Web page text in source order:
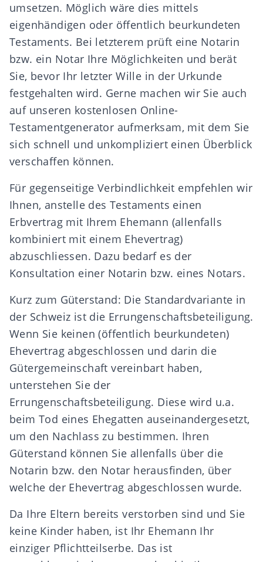
umsetzen. Möglich wäre dies mittels
eigenhändigen oder öffentlich beurkundeten
Testaments. Bei letzterem prüft eine Notarin
bzw. ein Notar Ihre Möglichkeiten und berät
Sie, bevor Ihr letzter Wille in der Urkunde
festgehalten wird. Gerne machen wir Sie auch
auf unseren kostenlosen Online-
Testamentgenerator aufmerksam, mit dem Sie
sich schnell und unkompliziert einen Überblick
verschaffen können.
Für gegenseitige Verbindlichkeit empfehlen wir
Ihnen, anstelle des Testaments einen
Erbvertrag mit Ihrem Ehemann (allenfalls
kombiniert mit einem Ehevertrag)
abzuschliessen. Dazu bedarf es der
Konsultation einer Notarin bzw. eines Notars.
Kurz zum Güterstand: Die Standardvariante in
der Schweiz ist die Errungenschaftsbeteiligung.
Wenn Sie keinen (öffentlich beurkundeten)
Ehevertrag abgeschlossen und darin die
Gütergemeinschaft vereinbart haben,
unterstehen Sie der
Errungenschaftsbeteiligung. Diese wird u.a.
beim Tod eines Ehegatten auseinandergesetzt,
um den Nachlass zu bestimmen. Ihren
Güterstand können Sie allenfalls über die
Notarin bzw. den Notar herausfinden, über
welche der Ehevertrag abgeschlossen wurde.
Da Ihre Eltern bereits verstorben sind und Sie
keine Kinder haben, ist Ihr Ehemann Ihr
einziger Pflichtteilserbe. Das ist